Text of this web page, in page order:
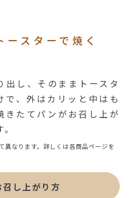
ースターで焼く
出し、そのままトースタ
で、外はカリッと中はも
きたてパンがお召し上が
異なります。詳しくは各商品ページを
召し上がり方